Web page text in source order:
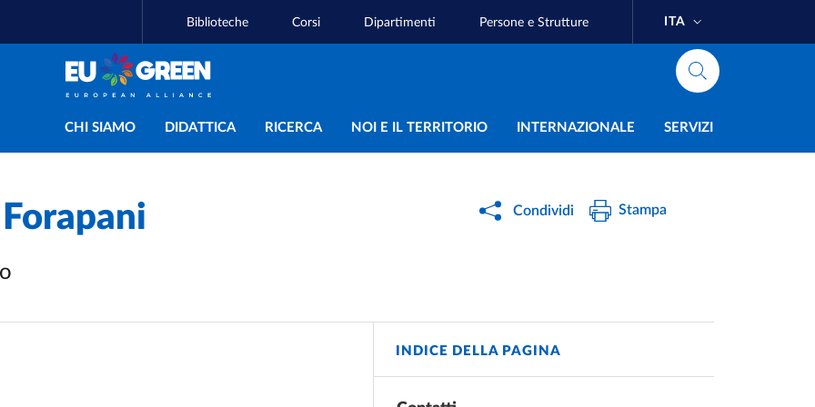
Biblioteche Corsi Dipartimenti Persone e Strutture ITA
Navigazione principale
CHI SIAMO DIDATTICA RICERCA NOI E IL TERRITORIO INTERNAZIONALE SERVIZI
Condividi Stampa
INDICE DELLA PAGINA